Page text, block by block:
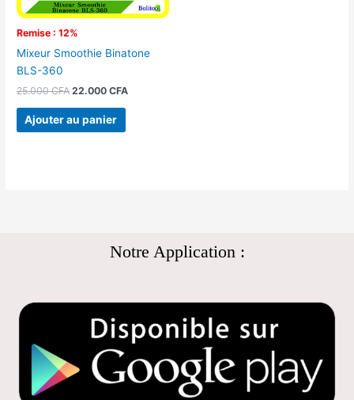
Remise : 12%
Mixeur Smoothie Binatone
BLS-360
25.000CFA 22.000CFA
Ajouter au panier
Notre Application :